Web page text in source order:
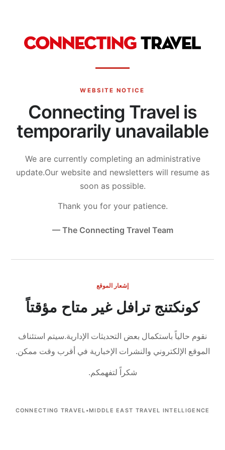
WEBSITE NOTICE
Connecting Travel is
temporarily unavailable
We are currently completing an administrative
update.Our website and newsletters will resume as
soon as possible.
Thank you for your patience.
— The Connecting Travel Team
إشعار الموقع
كونكتنج ترافل غير متاح مؤقتاً
نقوم حالياً باستكمال بعض التحديثات الإدارية.سيتم استئناف
الموقع الإلكتروني والنشرات الإخبارية في أقرب وقت ممكن.
شكراً لتفهمكم.
CONNECTING TRAVEL •MIDDLE EAST TRAVEL INTELLIGENCE